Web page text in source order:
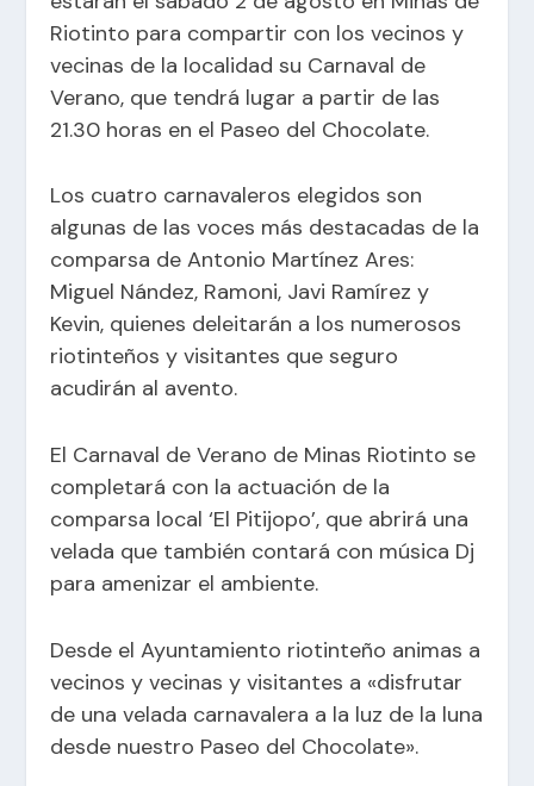
Riotinto para compartir con los vecinos y
vecinas de la localidad su Carnaval de
Verano, que tendrá lugar a partir de las
21.30 horas en el Paseo del Chocolate.
Los cuatro carnavaleros elegidos son
algunas de las voces más destacadas de la
comparsa de Antonio Martínez Ares:
Miguel Nández, Ramoni, Javi Ramírez y
Kevin, quienes deleitarán a los numerosos
riotinteños y visitantes que seguro
acudirán al avento.
El Carnaval de Verano de Minas Riotinto se
completará con la actuación de la
comparsa local ‘El Pitijopo’, que abrirá una
velada que también contará con música Dj
para amenizar el ambiente.
Desde el Ayuntamiento riotinteño animas a
vecinos y vecinas y visitantes a «disfrutar
de una velada carnavalera a la luz de la luna
desde nuestro Paseo del Chocolate».